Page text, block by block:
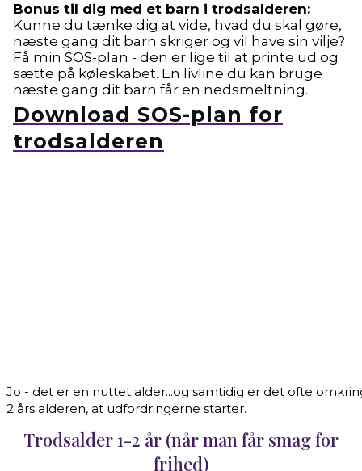
Bonus til dig med et barn i trodsalderen:
Kunne du tænke dig at vide, hvad du skal gøre,
næste gang dit barn skriger og vil have sin vilje?
Få min SOS-plan - den er lige til at printe ud og
sætte på køleskabet. En livline du kan bruge
næste gang dit barn får en nedsmeltning.
Download SOS-plan for
trodsalderen
Jo - det er en nuttet alder...og samtidig er det ofte
2 års alderen, at udfordringerne starter.
Trodsalder 1-2 år (når man får smag for
frihed)